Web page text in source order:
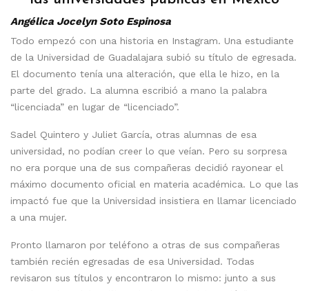
Angélica Jocelyn Soto Espinosa
Todo empezó con una historia en Instagram. Una estudiante
de la Universidad de Guadalajara subió su título de egresada.
El documento tenía una alteración, que ella le hizo, en la
parte del grado. La alumna escribió a mano la palabra
“licenciada” en lugar de “licenciado”.
Sadel Quintero y Juliet García, otras alumnas de esa
universidad, no podían creer lo que veían. Pero su sorpresa
no era porque una de sus compañeras decidió rayonear el
máximo documento oficial en materia académica. Lo que las
impactó fue que la Universidad insistiera en llamar licenciado
a una mujer.
Pronto llamaron por teléfono a otras de sus compañeras
también recién egresadas de esa Universidad. Todas
revisaron sus títulos y encontraron lo mismo: junto a sus